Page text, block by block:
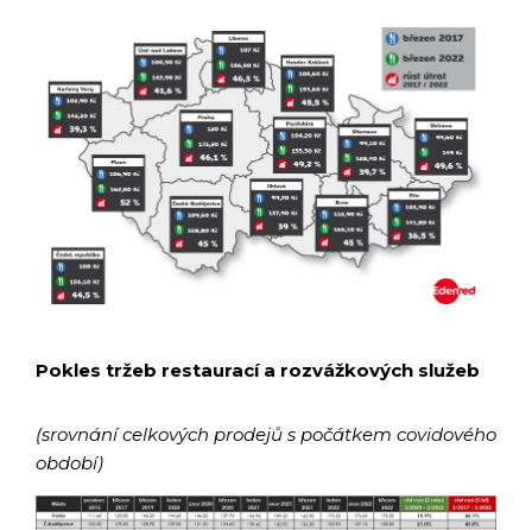
Pokles tržeb restaurací a rozvážkových služeb
(srovnání celkových prodejů s počátkem covidového
období)